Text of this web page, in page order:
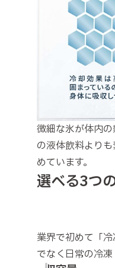
微細な氷が体内
の液体飲料よりも
めています。
選べる3つ
業界で初めて「
でなく日常の冷